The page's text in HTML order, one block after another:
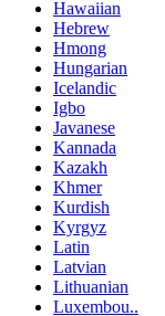
Hawaiian
Hebrew
Hmong
Hungarian
Icelandic
Igbo
Javanese
Kannada
Kazakh
Khmer
Kurdish
Kyrgyz
Latin
Latvian
Lithuanian
Luxembou..